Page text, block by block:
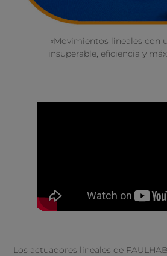
«Movimientos lineales con
insuperable, eficiencia y
Los actuadores lineales de